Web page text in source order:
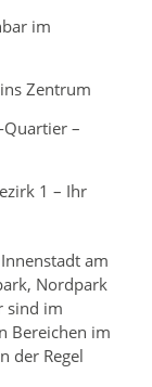
im
Zentrum
–
1 – Ihr
am
Nordpark
sind im
Bereichen im
der Regel